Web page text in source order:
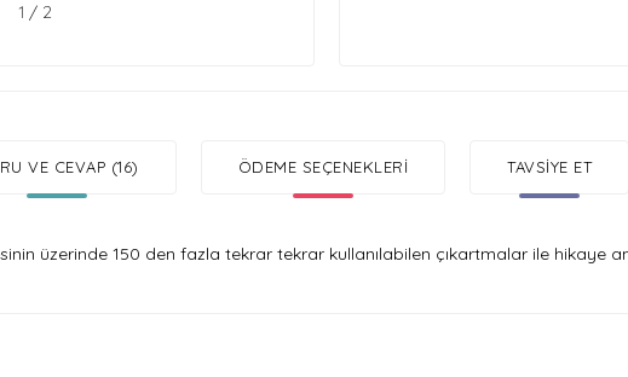
1 / 2
VE CEVAP (16) ÖDEME SEÇENEKLERI TAVSIYE ET
üzerinde 150 den fazla tekrar tekrar kullanılabilen çıkartmalar ile hikaye